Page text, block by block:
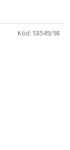
Kód: 58549/98